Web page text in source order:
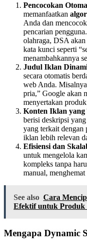
Pencocokan
memanfaatkan
Anda dan
pencarian
olahraga, DSA
kata kunci seperti
menambahkannya
Judul Iklan
secara otomatis
web Anda.
pria,” Google akan
menyertakan
Konten Iklan yang
berisi deskripsi
yang terkait dengan
iklan lebih relevan
Efisiensi dan
untuk mengelola
kompleks tanpa
manual,
See also Cara
Efektif untuk
Mengapa Dynamic